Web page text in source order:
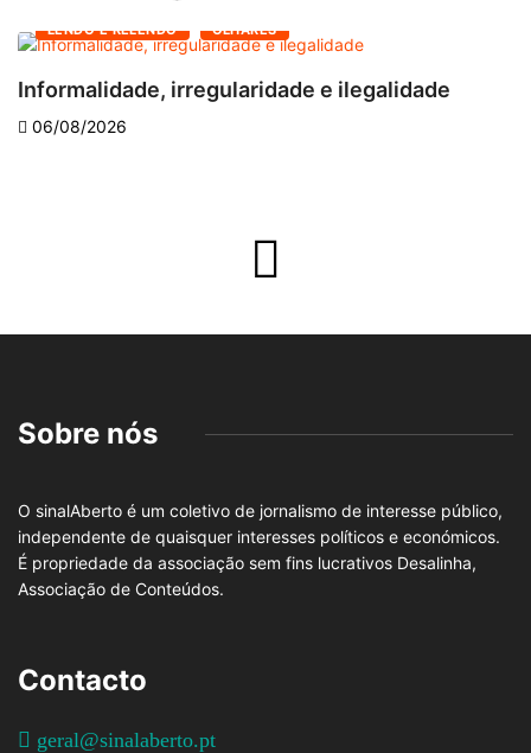
LENDO E RELENDO OLHARES
Informalidade, irregularidade e ilegalidade
06/08/2026
Sobre nós
O sinalAberto é um coletivo de jornalismo de interesse público,
independente de quaisquer interesses políticos e económicos.
É propriedade da associação sem fins lucrativos Desalinha,
Associação de Conteúdos.
Contacto
geral@sinalaberto.pt